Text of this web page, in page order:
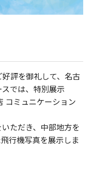
評を御礼して、名古
では、特別展示
コミュニケーション
ただき、中部地方を
行機写真を展示しま